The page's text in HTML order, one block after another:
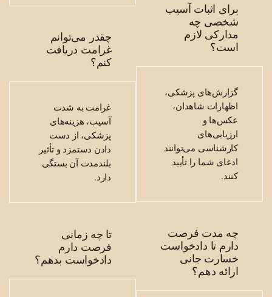
اثبات آسیب
چه
لازم
پزشکی،
شاهدان،
می‌توانند
شما را تأیید
مدت فرصت
تا دادخواست
جانی
دهم؟
چقدر می‌توانم
غرامت دریافت
غرامت به شدت
آسیب، هزینه‌های
پزشکی، از دست
دادن دستمزد و تأثیر
بلندمدت آن بستگی
تا چه زمانی
فرصت دارم
دادخواست بدهم؟